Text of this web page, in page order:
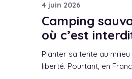
4 juin 2026
Camping
où c’est
Planter sa tente au
liberté. Pourtant, en